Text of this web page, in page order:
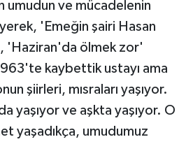
umudun ve mücadelenin
'Emeğin şairi Hasan
'Haziran'da ölmek zor'
kaybettik ustayı ama
şiirleri, mısraları yaşıyor.
yaşıyor ve aşkta yaşıyor. O
yaşadıkça, umudumuz